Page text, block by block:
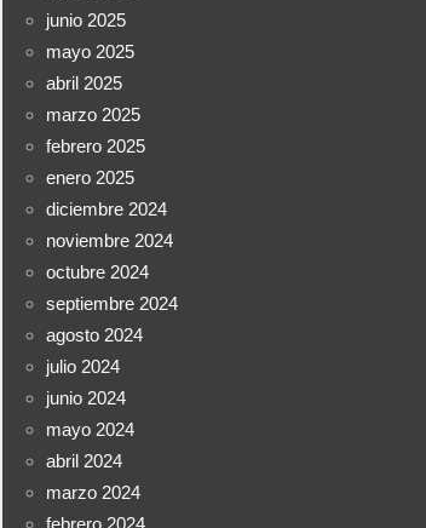
junio 2025
mayo 2025
abril 2025
marzo 2025
febrero 2025
enero 2025
diciembre 2024
noviembre 2024
octubre 2024
septiembre 2024
agosto 2024
julio 2024
junio 2024
mayo 2024
abril 2024
marzo 2024
febrero 2024